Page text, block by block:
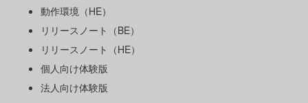
動作環境（HE）
リリースノート（BE）
リリースノート（HE）
個人向け体験版
法人向け体験版